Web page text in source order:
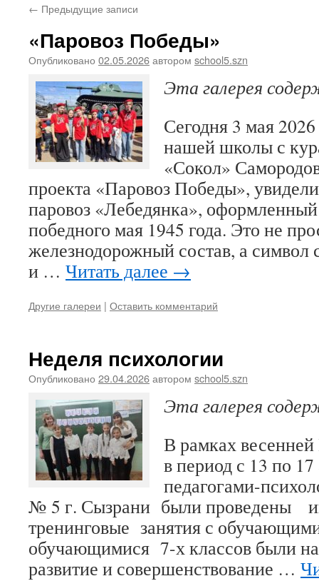
← Предыдущие записи
«Паровоз Победы»
Опубликовано 02.05.2026автором school5.szn
Эта галерея
Сегодня 3 мая
нашей школы с
«Сокол»
проекта «Паровоз Победы»,
паровоз «Лебедянка»,
победного мая 1945 года. Это не
железнодорожный состав, а символ
и … Читать далее →
Другие галереи | Оставить комментарий
Неделя психологии
Опубликовано 29.04.2026автором school5.szn
Эта галерея
В рамках
в период с 13 по
педагогами-
№ 5 г. Сызрани были проведены
тренинговые занятия с
обучающимися 7-х классов были
развитие и совершенствование …